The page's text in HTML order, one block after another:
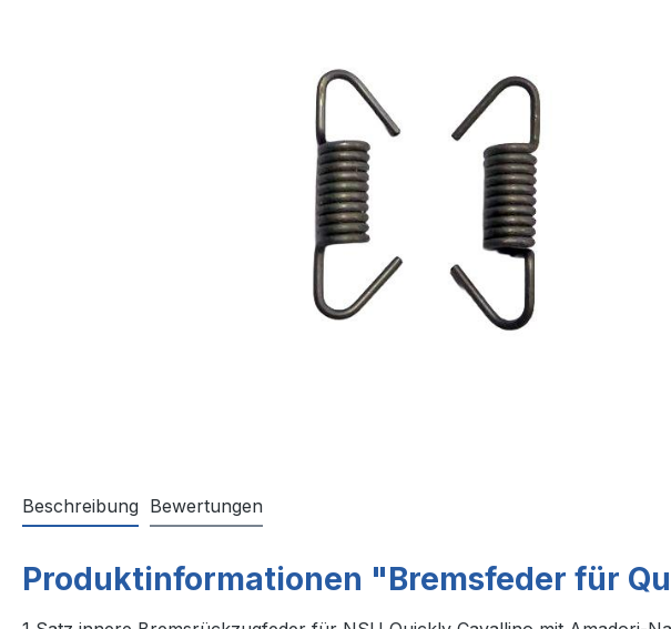
Beschreibung Bewertungen
Produktinformationen "Bremsfeder für